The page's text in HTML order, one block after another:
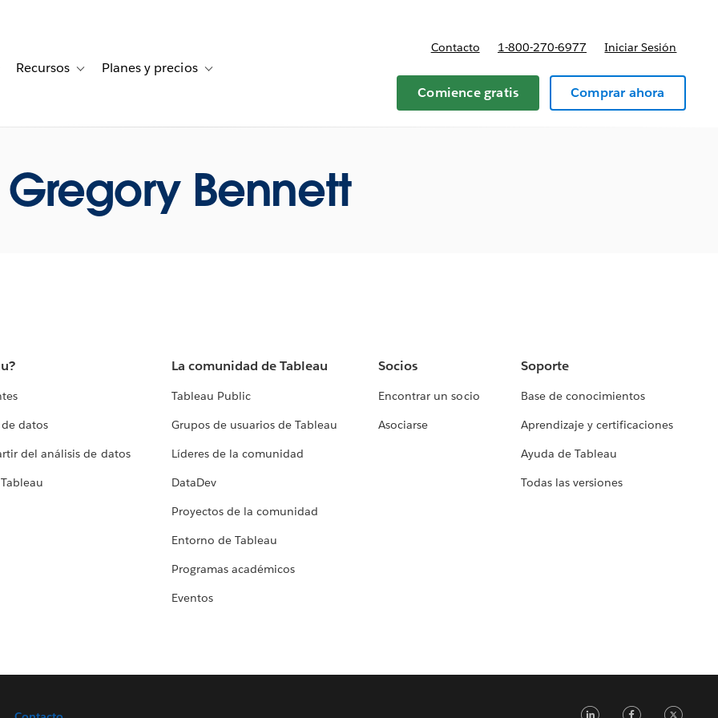
Historias de clientes
sub-navigation for Soluciones
Recursos Toggle sub-navigation for Recursos
Planes y precios Toggle sub-navigation for Planes y precios
Contacto 1-800-270-6977 Iniciar Sesión
Comience gratis Comprar ahora
Gregory Bennett
datos
del análisis de datos
La comunidad de Tableau
Tableau Public
Grupos de usuarios de Tableau
Líderes de la comunidad
DataDev
Proyectos de la comunidad
Entorno de Tableau
Programas académicos
Eventos
Socios
Encontrar un socio
Asociarse
Soporte
Base de conocimientos
Aprendizaje y certificaciones
Ayuda de Tableau
Todas las versiones